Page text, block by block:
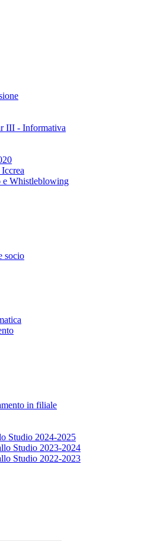
III - Informativa
e Whistleblowing
socio
in filiale
Studio 2024-2025
Studio 2023-2024
Studio 2022-2023